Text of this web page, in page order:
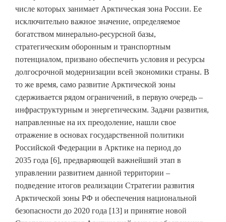
числе которых занимает Арктическая зона России. Ее
исключительно важное значение, определяемое
богатством минерально-ресурсной базы,
стратегическим оборонным и транспортным
потенциалом, призвано обеспечить условия и ресурсы
долгосрочной модернизации всей экономики страны. В
то же время, само развитие Арктической зоны
сдерживается рядом ограничений, в первую очередь –
инфраструктурным и энергетическим. Задачи развития,
направленные на их преодоление, нашли свое
отражение в основах государственной политики
Российской Федерации в Арктике на период до
2035 года [6], предваряющей важнейший этап в
управлении развитием данной территории –
подведение итогов реализации Стратегии развития
Арктической зоны РФ и обеспечения национальной
безопасности до 2020 года [13] и принятие новой